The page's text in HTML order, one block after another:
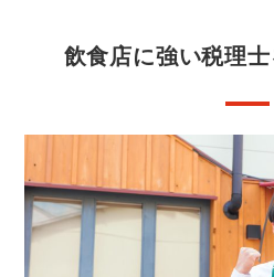
飲食店に強い税理